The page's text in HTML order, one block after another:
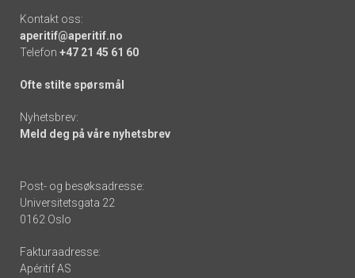
Kontakt oss:
aperitif@aperitif.no
Telefon +47 21 45 61 60
Ofte stilte spørsmål
Nyhetsbrev:
Meld deg på våre nyhetsbrev
Post- og besøksadresse:
Universitetsgata 22
0162 Oslo
Fakturaadresse:
Apéritif AS